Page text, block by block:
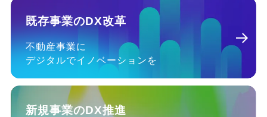
既存事業のDX改革
不動産事業に
デジタルでイノベーションを
新規事業のDX推進